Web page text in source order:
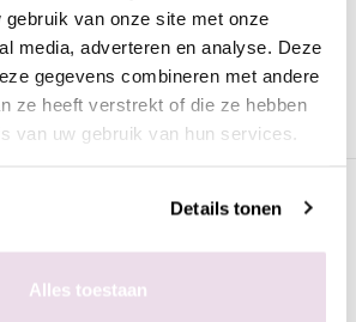
gebruik van onze site met onze
media, adverteren en analyse. Deze
gegevens combineren met andere
ze heeft verstrekt of die ze hebben
van uw gebruik van hun services.
Details tonen
Alles toestaan
pagina's
Algemeen